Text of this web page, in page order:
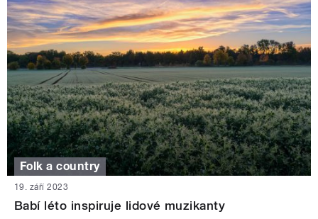
Folk a country
19. září 2023
Babí léto inspiruje lidové muzikanty